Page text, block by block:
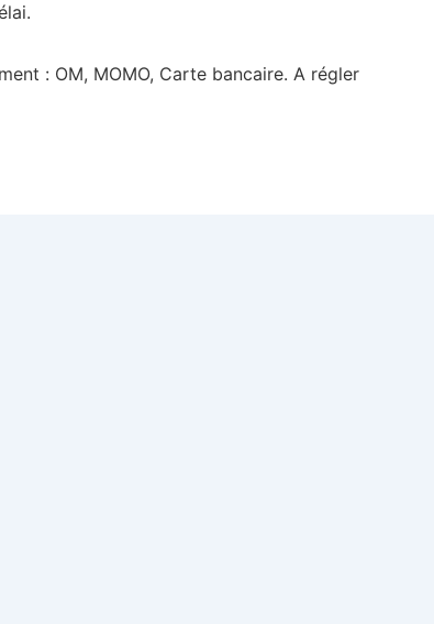
: OM, MOMO, Carte bancaire. A régler